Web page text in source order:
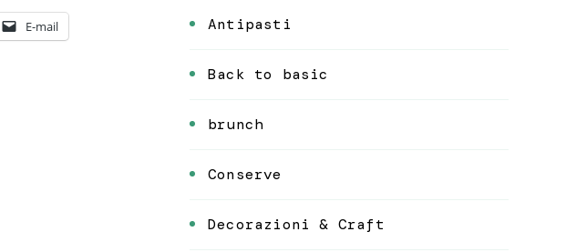
E-mail Antipasti
Back to basic
brunch
Conserve
Decorazioni & Craft